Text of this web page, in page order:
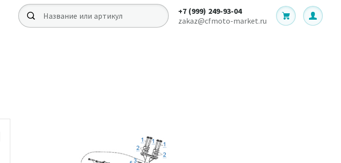
+7 (999) 249-93-04
zakaz@cfmoto-market.ru